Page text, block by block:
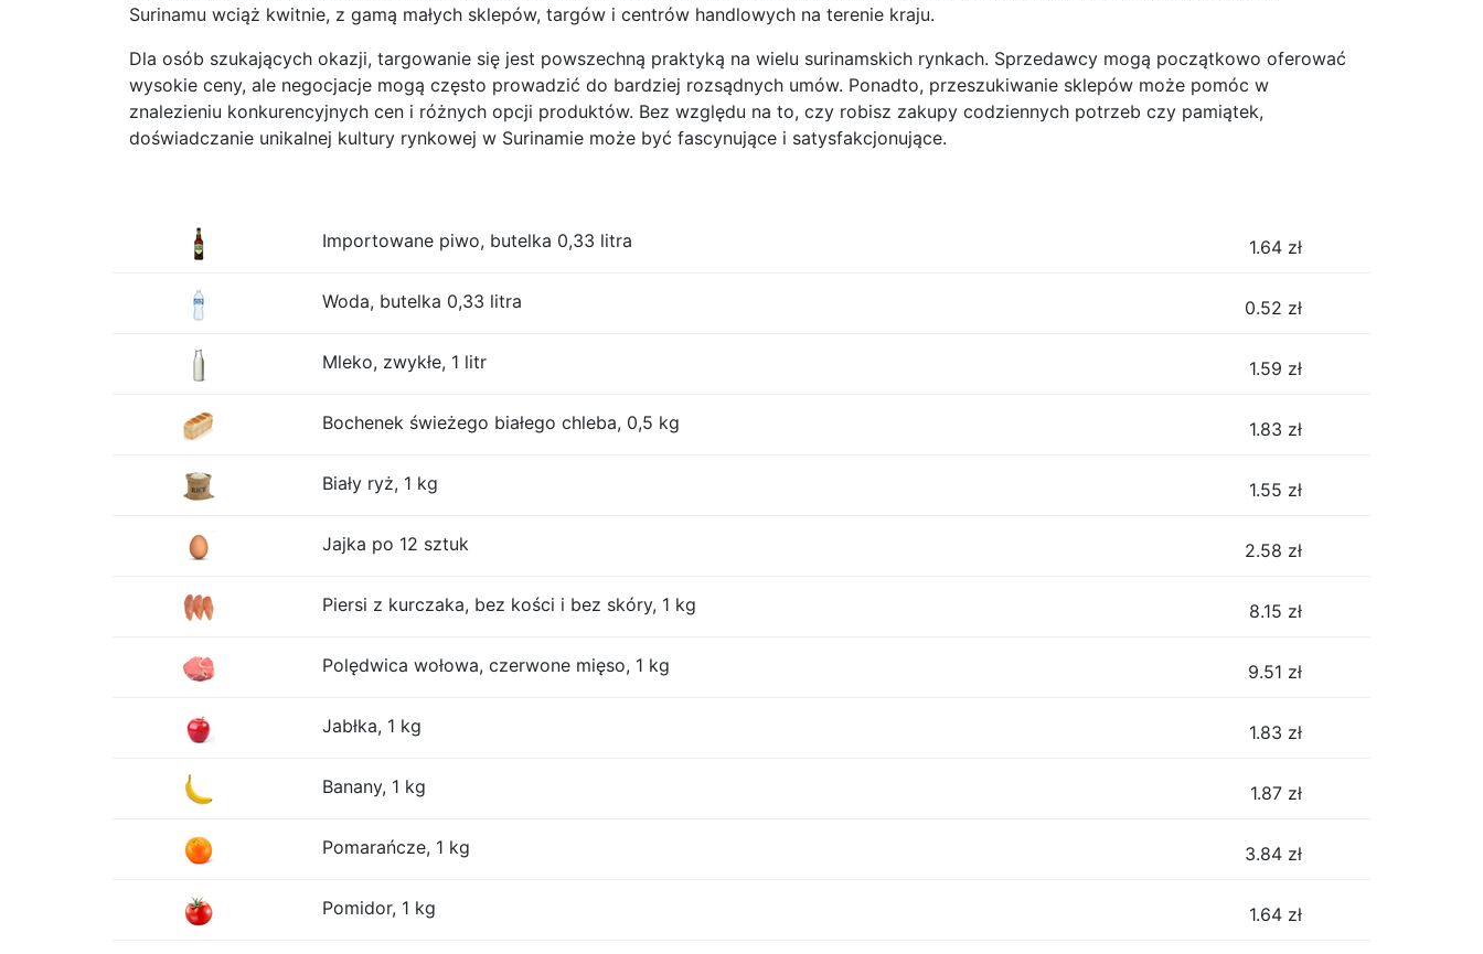
Surinamu wciąż kwitnie, z gamą małych sklepów, targów i centrów handlowych na terenie kraju.
Dla osób szukających okazji, targowanie się jest powszechną praktyką na wielu surinamskich rynkach. Sprzedawcy mogą początkowo oferować
wysokie ceny, ale negocjacje mogą często prowadzić do bardziej rozsądnych umów. Ponadto, przeszukiwanie sklepów może pomóc w
znalezieniu konkurencyjnych cen i różnych opcji produktów. Bez względu na to, czy robisz zakupy codziennych potrzeb czy pamiątek,
doświadczanie unikalnej kultury rynkowej w Surinamie może być fascynujące i satysfakcjonujące.
Importowane piwo, butelka 0,33 litra 1.64 zł
Woda, butelka 0,33 litra 0.52 zł
Mleko, zwykłe, 1 litr 1.59 zł
Bochenek świeżego białego chleba, 0,5 kg 1.83 zł
Biały ryż, 1 kg 1.55 zł
Jajka po 12 sztuk 2.58 zł
Piersi z kurczaka, bez kości i bez skóry, 1 kg 8.15 zł
Polędwica wołowa, czerwone mięso, 1 kg 9.51 zł
Jabłka, 1 kg 1.83 zł
Banany, 1 kg 1.87 zł
Pomarańcze, 1 kg 3.84 zł
Pomidor, 1 kg 1.64 zł